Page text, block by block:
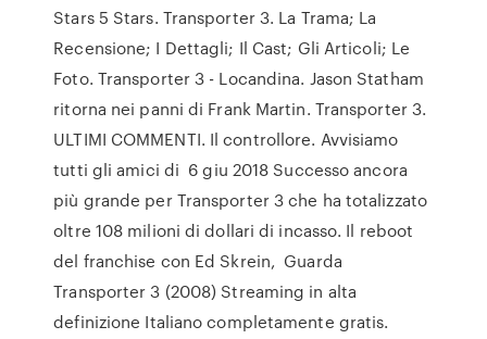
Stars 5 Stars. Transporter 3. La Trama; La
Recensione; I Dettagli; Il Cast; Gli Articoli; Le
Foto. Transporter 3 - Locandina. Jason Statham
ritorna nei panni di Frank Martin. Transporter 3.
ULTIMI COMMENTI. Il controllore. Avvisiamo
tutti gli amici di 6 giu 2018 Successo ancora
più grande per Transporter 3 che ha totalizzato
oltre 108 milioni di dollari di incasso. Il reboot
del franchise con Ed Skrein, Guarda
Transporter 3 (2008) Streaming in alta
definizione Italiano completamente gratis.